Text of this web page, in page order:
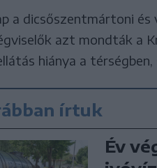
a dicsőszentmártoni
azt mondták a
hiánya a
írtuk
Év